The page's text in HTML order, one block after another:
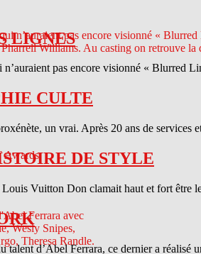
LIGNES
n’auraient pas encore visionné «
CULTE
un vrai. Après 20 ans de services
DE STYLE
Vuitton Don clamait haut et fort être
talent d’Abel Ferrara, ce dernier a